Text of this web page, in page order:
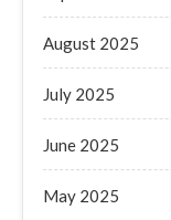
August 2025
July 2025
June 2025
May 2025